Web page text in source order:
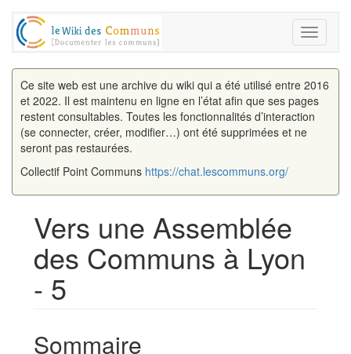
Toggle
Ce site web est une archive du wiki qui a été utilisé entre 2016
et 2022. Il est maintenu en ligne en l’état afin que ses pages
restent consultables. Toutes les fonctionnalités d’interaction
(se connecter, créer, modifier…) ont été supprimées et ne
seront pas restaurées.
Collectif Point Communs https://chat.lescommuns.org/
Vers une Assemblée
des Communs à Lyon
- 5
Sommaire